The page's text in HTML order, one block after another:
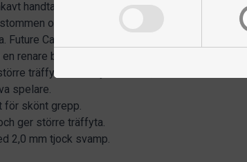
handtag för ett bekvämt grepp och ITTF-
och gummit är perfekt för offensiva
Carbon använder sig av Touch Carbon-
renare bollkänsla. Kolfibrerna ökar stabiliteten i
träffyta med mycket kraft, känsla och kontroll.
spelare.
för skönt grepp.
ger större träffyta.
2,0 mm tjock svamp.